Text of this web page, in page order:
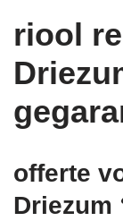
riool
offerte